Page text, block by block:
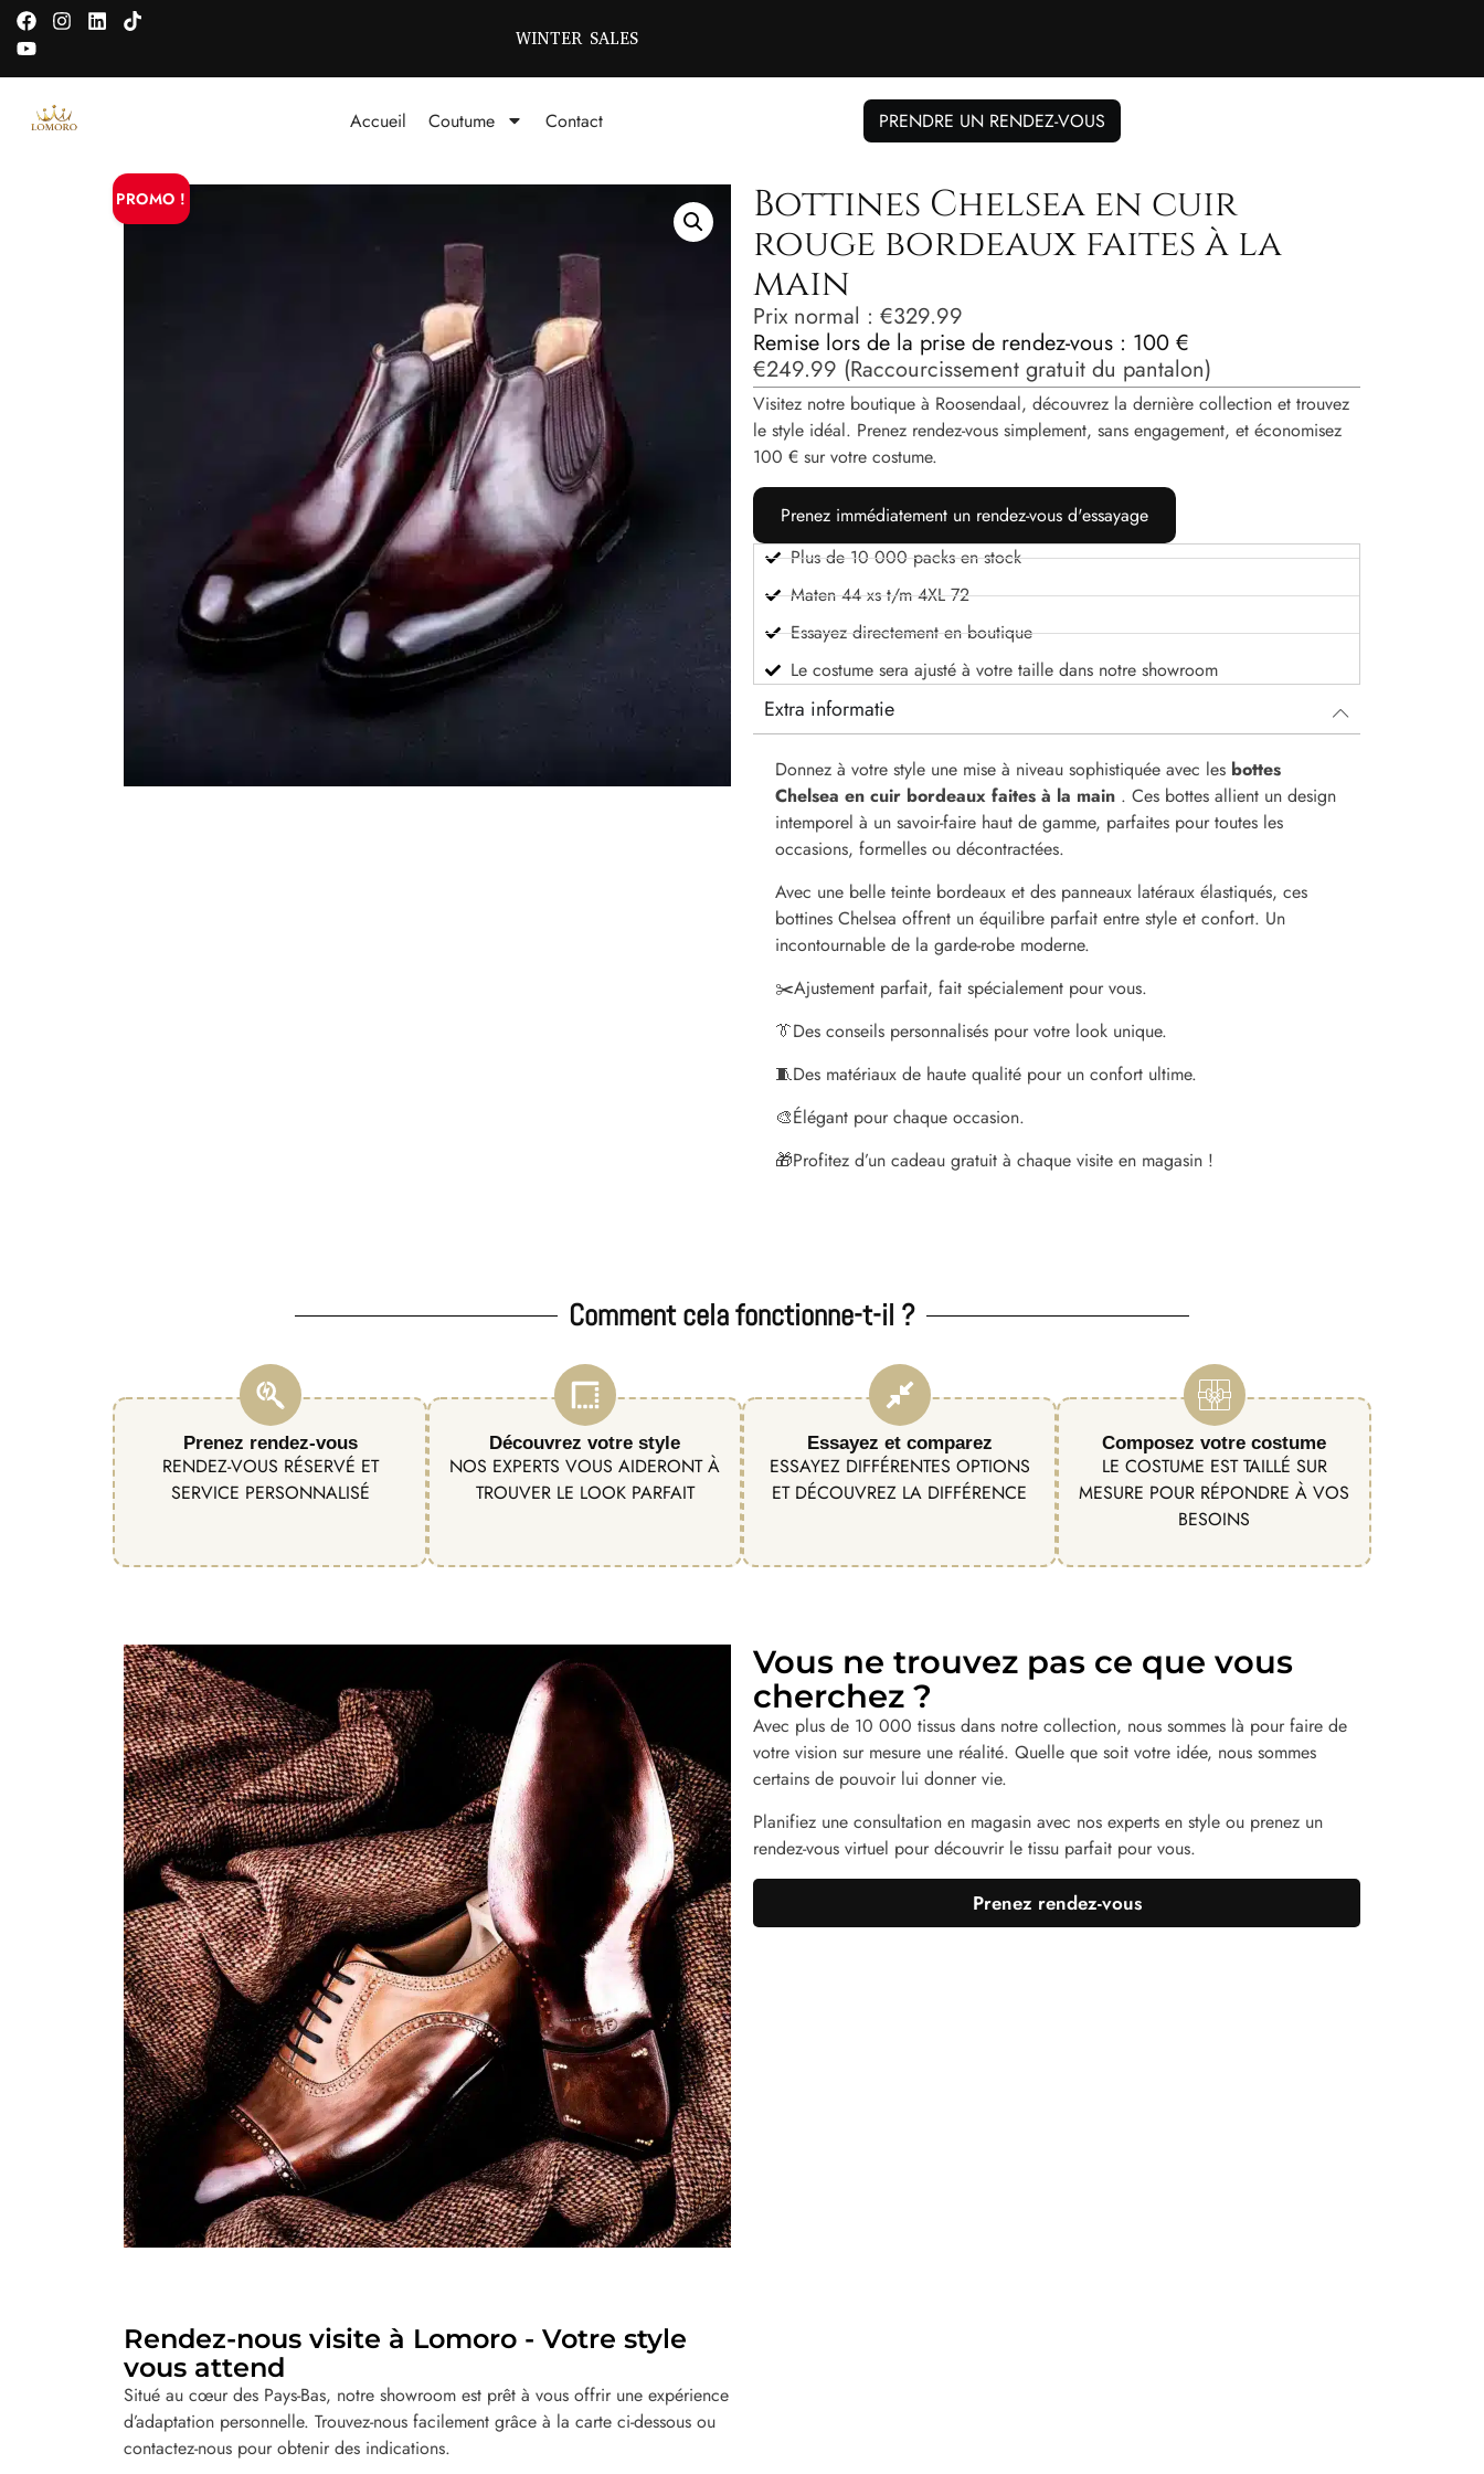
WINTER SALES
Accueil Coutume Contact PRENDRE UN RENDEZ-VOUS
PROMO !
Bottines Chelsea en cuir
rouge bordeaux faites à la
main
Prix ​​normal : €329.99
Remise lors de la prise de rendez-vous : 100 €
€249.99 (Raccourcissement gratuit du pantalon)
Visitez notre boutique à Roosendaal, découvrez la dernière collection et trouvez
le style idéal. Prenez rendez-vous simplement, sans engagement, et économisez
100 € sur votre costume.
Prenez immédiatement un rendez-vous d'essayage
Plus de 10 000 packs en stock
Maten 44 xs t/m 4XL 72
Essayez directement en boutique
Le costume sera ajusté à votre taille dans notre showroom
Extra informatie
Donnez à votre style une mise à niveau sophistiquée avec les bottes
Chelsea en cuir bordeaux faites à la main . Ces bottes allient un design
intemporel à un savoir-faire haut de gamme, parfaites pour toutes les
occasions, formelles ou décontractées.
Avec une belle teinte bordeaux et des panneaux latéraux élastiqués, ces
bottines Chelsea offrent un équilibre parfait entre style et confort. Un
incontournable de la garde-robe moderne.
✂️Ajustement parfait, fait spécialement pour vous.
👔Des conseils personnalisés pour votre look unique.
🧵Des matériaux de haute qualité pour un confort ultime.
🎨Élégant pour chaque occasion.
🎁Profitez d’un cadeau gratuit à chaque visite en magasin !
Comment cela fonctionne-t-il ?
Prenez rendez-vous
RENDEZ-VOUS RÉSERVÉ ET
SERVICE PERSONNALISÉ
Découvrez votre style
NOS EXPERTS VOUS AIDERONT À
TROUVER LE LOOK PARFAIT
Essayez et comparez
ESSAYEZ DIFFÉRENTES OPTIONS
ET DÉCOUVREZ LA DIFFÉRENCE
Composez votre costume
LE COSTUME EST TAILLÉ SUR
MESURE POUR RÉPONDRE À VOS
BESOINS
Vous ne trouvez pas ce que vous
cherchez ?
Avec plus de 10 000 tissus dans notre collection, nous sommes là pour faire de
votre vision sur mesure une réalité. Quelle que soit votre idée, nous sommes
certains de pouvoir lui donner vie.
Planifiez une consultation en magasin avec nos experts en style ou prenez un
rendez-vous virtuel pour découvrir le tissu parfait pour vous.
Prenez rendez-vous
Rendez-nous visite à Lomoro - Votre style
vous attend
Situé au cœur des Pays-Bas, notre showroom est prêt à vous offrir une expérience
d’adaptation personnelle. Trouvez-nous facilement grâce à la carte ci-dessous ou
contactez-nous pour obtenir des indications.